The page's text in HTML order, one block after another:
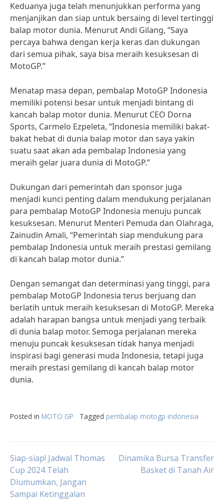
Keduanya juga telah menunjukkan performa yang
menjanjikan dan siap untuk bersaing di level tertinggi
balap motor dunia. Menurut Andi Gilang, “Saya
percaya bahwa dengan kerja keras dan dukungan
dari semua pihak, saya bisa meraih kesuksesan di
MotoGP.”
Menatap masa depan, pembalap MotoGP Indonesia
memiliki potensi besar untuk menjadi bintang di
kancah balap motor dunia. Menurut CEO Dorna
Sports, Carmelo Ezpeleta, “Indonesia memiliki bakat-
bakat hebat di dunia balap motor dan saya yakin
suatu saat akan ada pembalap Indonesia yang
meraih gelar juara dunia di MotoGP.”
Dukungan dari pemerintah dan sponsor juga
menjadi kunci penting dalam mendukung perjalanan
para pembalap MotoGP Indonesia menuju puncak
kesuksesan. Menurut Menteri Pemuda dan Olahraga,
Zainudin Amali, “Pemerintah siap mendukung para
pembalap Indonesia untuk meraih prestasi gemilang
di kancah balap motor dunia.”
Dengan semangat dan determinasi yang tinggi, para
pembalap MotoGP Indonesia terus berjuang dan
berlatih untuk meraih kesuksesan di MotoGP. Mereka
adalah harapan bangsa untuk menjadi yang terbaik
di dunia balap motor. Semoga perjalanan mereka
menuju puncak kesuksesan tidak hanya menjadi
inspirasi bagi generasi muda Indonesia, tetapi juga
meraih prestasi gemilang di kancah balap motor
dunia.
Posted in MOTO GP Tagged pembalap motogp indonesia
Post
navigation
Siap-siap! Jadwal Thomas
Cup 2024 Telah
Diumumkan, Jangan
Sampai Ketinggalan
Dinamika Bursa Transfer
Basket di Tanah Air